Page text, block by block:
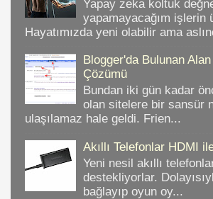
Yapay zeka koltuk
yapamayacağım işlerin
Hayatımızda yeni olabilir ama
Blogger'da Bulunan
Çözümü
Bundan iki gün kadar
olan sitelere bir sansür
ulaşılamaz hale geldi. Frien...
Akıllı Telefonlar HDMI
Yeni nesil akıllı
destekliyorlar.
bağlayıp oyun oy...